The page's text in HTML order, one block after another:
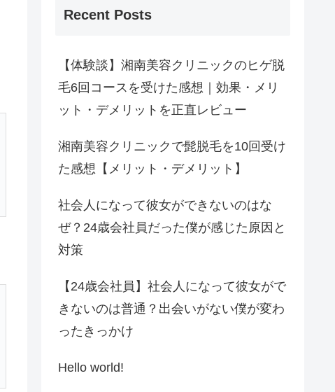
Recent Posts
【体験談】湘南美容クリニックのヒゲ脱
毛6回コースを受けた感想｜効果・メリ
ット・デメリットを正直レビュー
湘南美容クリニックで髭脱毛を10回受け
た感想【メリット・デメリット】
社会人になって彼女ができないのはな
ぜ？24歳会社員だった僕が感じた原因と
対策
【24歳会社員】社会人になって彼女がで
きないのは普通？出会いがない僕が変わ
ったきっかけ
Hello world!